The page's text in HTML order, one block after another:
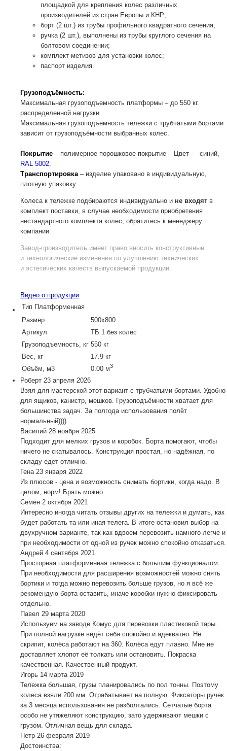
площадкой для крепления колес различных
производителей из стран Европы и КНР;
борт (2 шт.) из трубы профильного квадратного сечения;
ручка (2 шт.), выполнены из трубы круглого сечения на
болтовом соединении;
комплект метизов для установки колес;
паспорт изделия.
Грузоподъёмность:
Максимальная грузоподъемность платформы – до 550 кг.
распределенной нагрузки.
Максимальная грузоподъемность тележки с трубчатыми бортами
зависит от грузоподъёмности выбранных колес.
Покрытие – полимерное порошковое покрытие – Цвет — синий,
RAL 5002
Транспортировка – изделие упаковано в индивидуальную,
плотную упаковку.
Колеса к тележке подбираются индивидуально и не входят в
комплект поставки, в случае необходимости приобретения
нестандартного комплекта колес, обратитесь к менеджеру
компании.
Завод-производитель имеет право вносить конструктивные
и технологические изменения по улучшению технических
и эстетических качеств выпускаемой продукции.
Видео о продукции
Тип Платформенная
Размер
500х800
Артикул
ТБ 1 без колес
Грузоподъемность, кг 550 кг
Вес, кг
17.9 кг
Объём, м3
0.00 м3
Роберт 23 апреля 2026
Взял для мастерской этот вариант с трубчатыми бортами. Удобно
для ящиков, канистр, мешков. Грузоподъёмности хватает для
большинства задач. За полгода использования полёт
нормальный))))
Василий 28 ноября 2025
Подходит для мелких грузов и коробок. Борта помогают, чтобы
ничего не скатывалось. Конструкция простая, но надёжная, по
складу едет отлично.
Гена 23 января 2022
Из плюсов - цена и возможность снимать бортики, когда надо. В
целом, норм! Брать можно
Семён 2 октября 2021
Интересно иногда читать отзывы других на тележки и думать, как
будет работать та или иная телега. В итоге остановил выбор на
двухручном варианте, так как вдвоем перевозить намного легче и
при необходимости от одной из ручек можно спокойно отказаться.
Андрей 4 сентября 2021
Просторная платформенная тележка с большим функционалом.
При необходимости для расширения возможностей можно снять
бортики и тогда можно перевозить больше грузов, но я всё же
рекомендую борта оставить, иначе коробки нужно фиксировать
отдельно.
Павел 29 марта 2020
Используем на заводе Комус для перевозки пластиковой тары.
При полной нагрузке ведёт себя спокойно и адекватно. Не
скрипит, колёса работают на 360. Колёса едут плавно. Мне не
доставляет хлопот её толкать или остановить. Покраска
качественная. Качественный продукт.
Игорь 14 марта 2019
Тележка большая, грузы планировались по пол тонны. Поэтому
колеса взяли 200 мм. Отрабатывает на полную. Фиксаторы ручек
за 3 месяца использования не разболтались. Сетчатые борта
особо не утяжеляют конструкцию, зато удерживают мешки с
грузом. Отличная вещь для склада.
Петр 26 февраля 2019
Достоинства: